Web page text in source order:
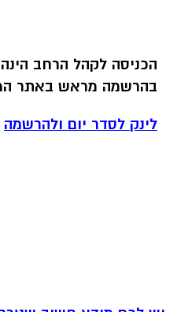
הכניסה לקהל הרחב
בהרשמה מראש באתר
לינק לסדר יום ולהרשמה